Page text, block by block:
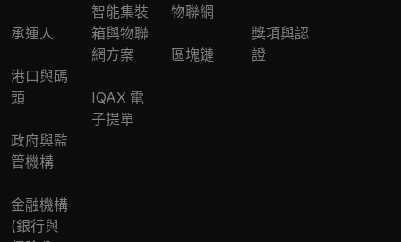
承運人
港口與碼
頭
政府與監
管機構
金融機構
(銀行與
智能集裝
箱與物聯
網方案
IQAX 電
子提單
物聯網
區塊鏈
獎項與認
證